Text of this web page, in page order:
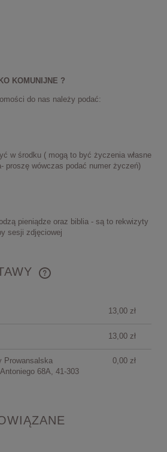
KOMUNIJNE ?
do nas należy podać:
w środku ( mogą to być życzenia własne
proszę wówczas podać numer życzeń)
pieniądze oraz biblia - są to rekwizyty
sesji zdjęciowej
EWENTUALNYCH KOSZTÓW
13,00 zł
13,00 zł
Prowansalska
68A, 41-303
0,00 zł